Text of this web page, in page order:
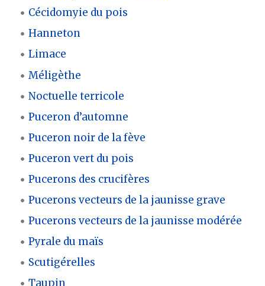
Cécidomyie du pois
Hanneton
Limace
Méligèthe
Noctuelle terricole
Puceron d’automne
Puceron noir de la fève
Puceron vert du pois
Pucerons des crucifères
Pucerons vecteurs de la jaunisse grave
Pucerons vecteurs de la jaunisse modérée
Pyrale du maïs
Scutigérelles
Taupin